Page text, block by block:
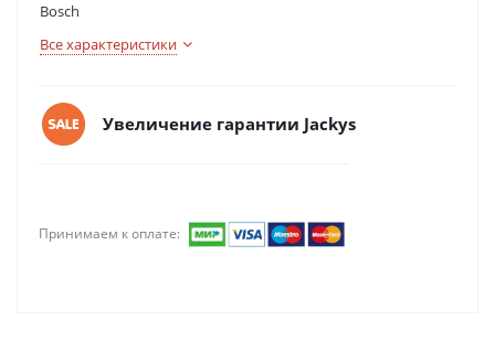
Bosch
Все характеристики
Увеличение гарантии Jackys
Принимаем к оплате: